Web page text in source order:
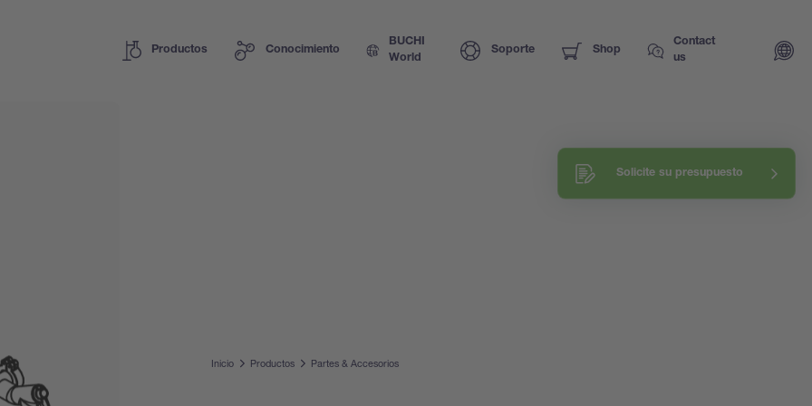
Productos Conocimiento
BUCHI
World
Soporte Shop
Contact
us
Solicite su presupuesto
Inicio Productos Partes & Accesorios